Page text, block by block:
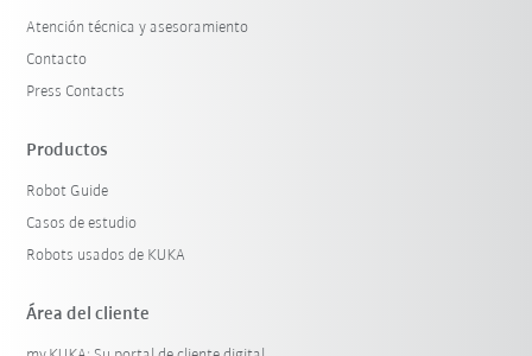
Restablecer filtro
Atención técnica y asesoramiento
Contacto
Press Contacts
Productos
Robot Guide
Casos de estudio
Robots usados de KUKA
Área del cliente